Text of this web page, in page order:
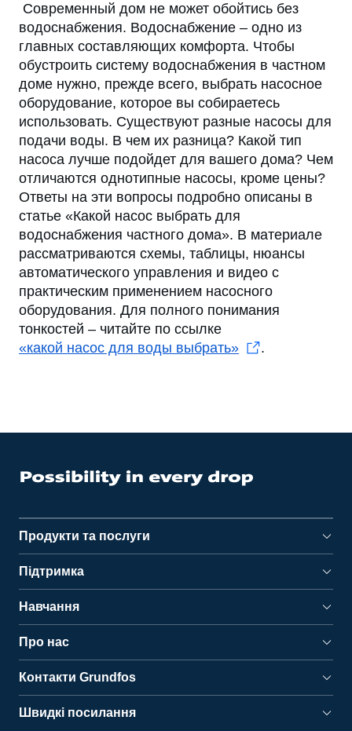
Современный дом не может обойтись без
водоснабжения. Водоснабжение – одно из
главных составляющих комфорта. Чтобы
обустроить систему водоснабжения в частном
доме нужно, прежде всего, выбрать насосное
оборудование, которое вы собираетесь
использовать. Существуют разные насосы для
подачи воды. В чем их разница? Какой тип
насоса лучше подойдет для вашего дома? Чем
отличаются однотипные насосы, кроме цены?
Ответы на эти вопросы подробно описаны в
статье «Какой насос выбрать для
водоснабжения частного дома». В материале
рассматриваются схемы, таблицы, нюансы
автоматического управления и видео с
практическим применением насосного
оборудования. Для полного понимания
тонкостей – читайте по ссылке
«какой насос для воды выбрать»
.
Продукти та послуги
Підтримка
Навчання
Про нас
Контакти Grundfos
Швидкі посилання